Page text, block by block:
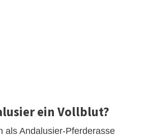
ein Vollblut?
als Andalusier-Pferderasse